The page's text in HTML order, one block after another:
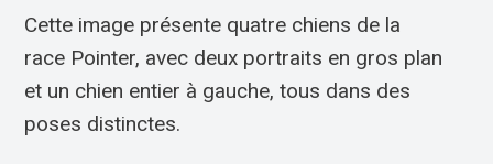
Cette image présente quatre chiens de la
race Pointer, avec deux portraits en gros plan
et un chien entier à gauche, tous dans des
poses distinctes.